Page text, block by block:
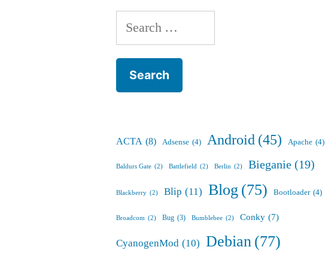
Search
for:
ACTA (8) Adsense (4) Android (45) Apache (4)
Baldurs Gate (2) Battlefield (2) Berlin (2) Bieganie (19)
Blackberry (2) Blip (11) Blog(75) Bootloader (4)
Broadcom (2) Bug (3) Bumblebee (2) Conky (7)
CyanogenMod (10) Debian(77)